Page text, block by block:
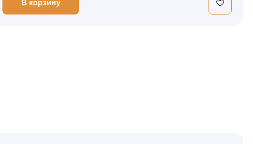
В корзину